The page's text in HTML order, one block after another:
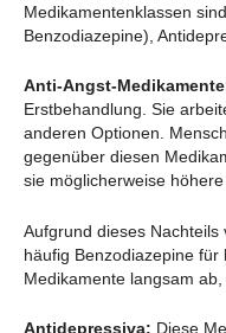
Medikamentenklassen
Benzodiazepine),
Anti-Angst-
Erstbehandlung. Sie
anderen Optionen.
gegenüber diesen
sie möglicherweise
Aufgrund dieses
häufig Benzodiazepine
Medikamente langsam
Antidepressiva: Diese